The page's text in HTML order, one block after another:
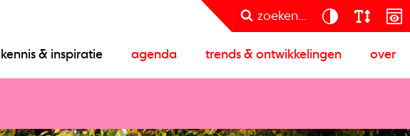
zoeken...
kennis & inspiratie agenda trends & ontwikkelingen over